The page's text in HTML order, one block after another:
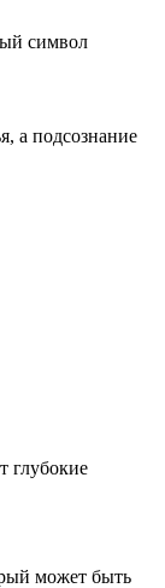
символ
а подсознание
глубокие
может быть